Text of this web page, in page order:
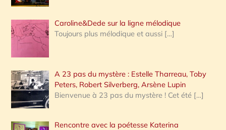
Caroline&Dede sur la ligne mélodique
Toujours plus mélodique et aussi […]
A 23 pas du mystère : Estelle Tharreau, Toby
Peters, Robert Silverberg, Arsène Lupin
Bienvenue à 23 pas du mystère ! Cet été […]
Rencontre avec la poétesse Katerina